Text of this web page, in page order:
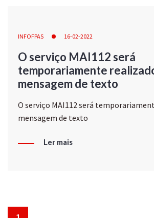
INFOFPAS 16-02-2022
O serviço MAI112 será
temporariamente
mensagem de texto
O serviço MAI112 será
mensagem de texto
Ler mais